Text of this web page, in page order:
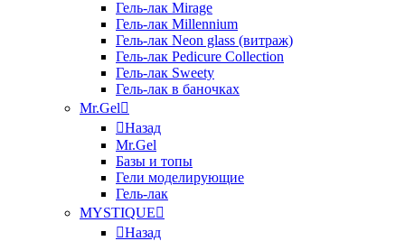
Гель-лак Mirage
Гель-лак Millennium
Гель-лак Neon glass (витраж)
Гель-лак Pedicure Collection
Гель-лак Sweety
Гель-лак в баночках
Mr.Gel
Назад
Mr.Gel
Базы и топы
Гели моделирующие
Гель-лак
MYSTIQUE
Назад